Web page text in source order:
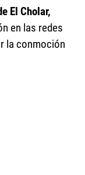
El Cholar,
en las redes
la conmoción